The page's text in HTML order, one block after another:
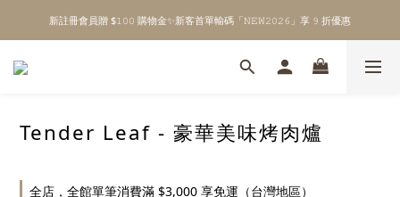
\ Welcome to 𝙻𝚒𝚝𝚝𝚕𝚎 𝙼𝚒𝚕𝚔𝚢 𝚆𝚊𝚢  ✨ For the Little Ones. /
新註冊會員贈 $𝟷𝟶𝟶 購物金✨新客首單輸碼「𝙽𝙴𝚆𝟸𝟶𝟸𝟼」享 𝟿 折優惠
全館單筆消費滿 $𝟹𝟶𝟶𝟶 即享免運 ⸝⁺ ✧ 台灣地區限定
Tender Leaf - 豪華美味烤肉爐
全店，全館單筆消費滿 $3,000 享免運（台灣地區）